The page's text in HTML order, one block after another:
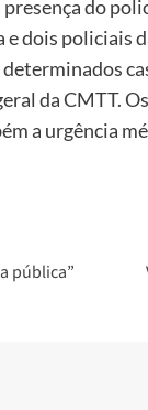
do
dois policiais
da CMTT.
a urgência
pública”